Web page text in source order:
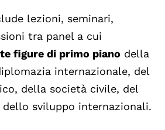
lezioni, seminari,
tra panel a cui
figure di primo piano della
internazionale, del
della società civile, del
sviluppo internazionali.